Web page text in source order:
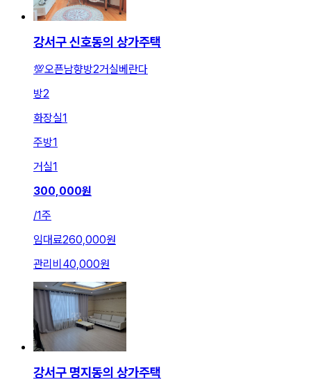
강서구 신호동의 상가주택
💯오픈남향방2거실베란다
방2
화장실1
주방1
거실1
300,000원
/1주
임대료260,000원
관리비 40,000원
강서구 명지동의 상가주택